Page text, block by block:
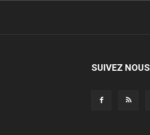
SUIVEZ NOUS